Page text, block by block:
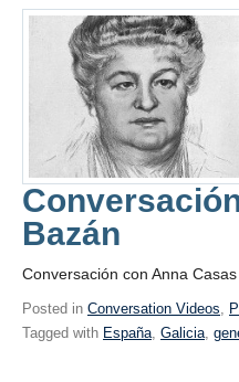
Bazán
Conversación con Anna
Posted in Conversation Videos,
Tagged with España, Galicia,